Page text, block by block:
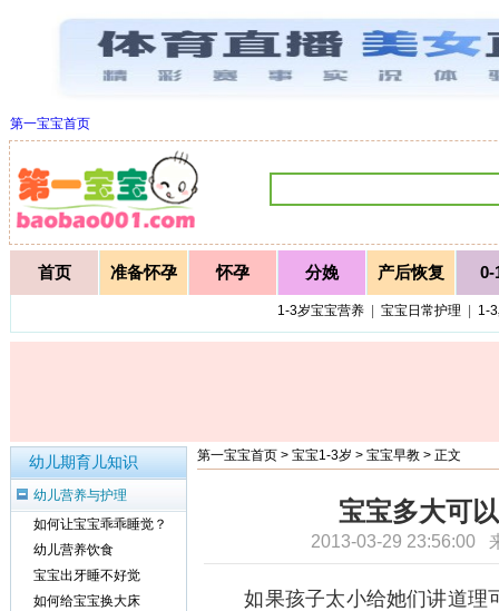
第一宝宝首页
首页 准备怀孕 怀孕 分娩 产后恢复 0-
1-3岁宝宝营养| 宝宝日常护理 1-
第一宝宝首页 > 宝宝1-3岁 > 宝宝早教 > 正文
宝宝多大可
2013-03-29 23:56:00
如果孩子太小给她们讲道理
幼儿期育儿知识
幼儿营养与护理
如何让宝宝乖乖睡觉？
幼儿营养饮食
宝宝出牙睡不好觉
如何给宝宝换大床